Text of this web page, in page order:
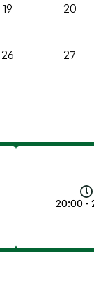
19 20
26 27
20:00 -